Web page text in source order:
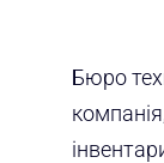
Бюро